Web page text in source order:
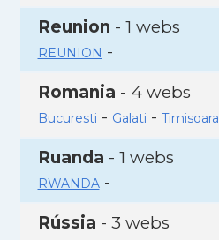
Reunion - 1 webs
REUNION -
Romania - 4 webs
Bucuresti - Galati - Timisoara
Ruanda - 1 webs
RWANDA-
Rússia - 3 webs